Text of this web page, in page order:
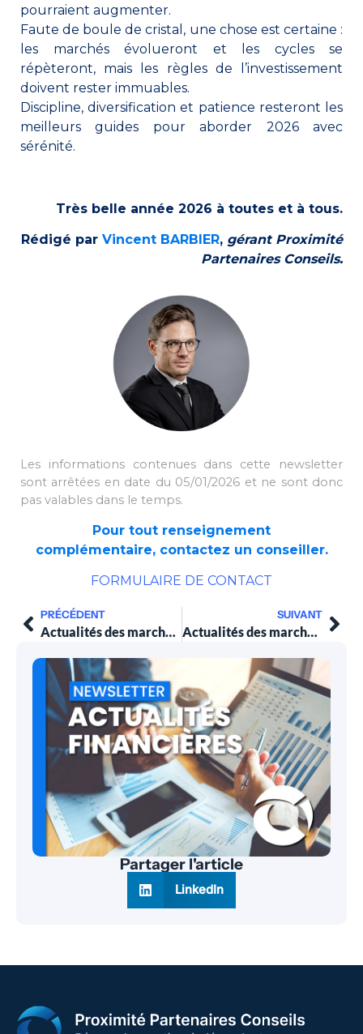
pourraient augmenter.
Faute de boule de cristal, une chose est certaine :
les marchés évolueront et les cycles se
répèteront, mais les règles de l’investissement
doivent rester immuables.
Discipline, diversification et patience resteront les
meilleurs guides pour aborder 2026 avec
sérénité.
Très belle année 2026 à toutes et à tous.
Rédigé par Vincent BARBIER, gérant Proximité
Partenaires Conseils.
Les informations contenues dans cette newsletter
sont arrêtées en date du 05/01/2026 et ne sont donc
pas valables dans le temps.
Pour tout renseignement
complémentaire, contactez un conseiller.
FORMULAIRE DE CONTACT
PRÉCÉDENT
Actualités des marchés financiers au 22 décembre 2025
SUIVANT
Actualités des marchés financiers au 12 janvier 2026
Partager l'article
LinkedIn